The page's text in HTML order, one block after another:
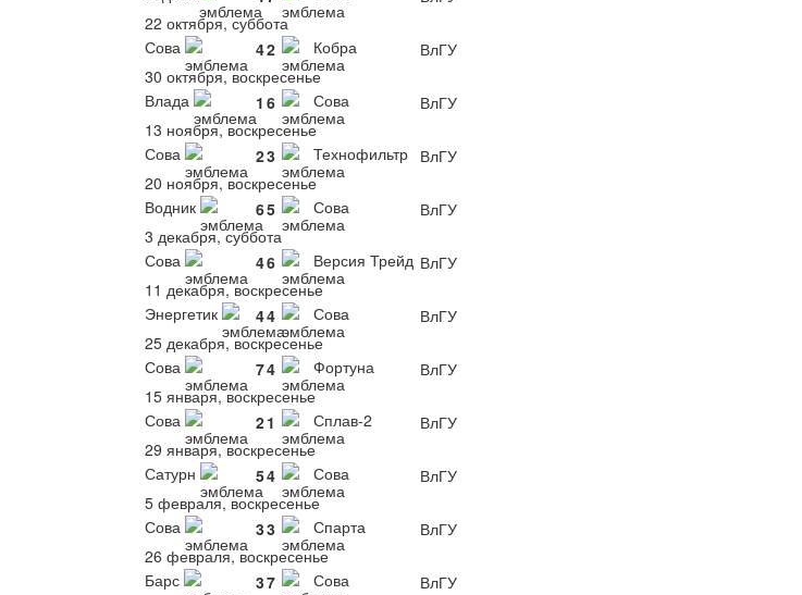
22 октября, суббота
Сова
42 Кобра
ВлГУ
30 октября, воскресенье
Влада
1 6 Сова
ВлГУ
13 ноября, воскресенье
Сова
23 Технофильтр ВлГУ
20 ноября, воскресенье
Водник
65 Сова
ВлГУ
3 декабря, суббота
Сова
46 Версия Трейд ВлГУ
11 декабря, воскресенье
Энергетик
44 Сова
ВлГУ
25 декабря, воскресенье
Сова
74 Фортуна
ВлГУ
15 января, воскресенье
Сова
21 Сплав-2
ВлГУ
29 января, воскресенье
Сатурн
54 Сова
ВлГУ
5 февраля, воскресенье
Сова
33 Спарта
ВлГУ
26 февраля, воскресенье
Барс
37 Сова
ВлГУ